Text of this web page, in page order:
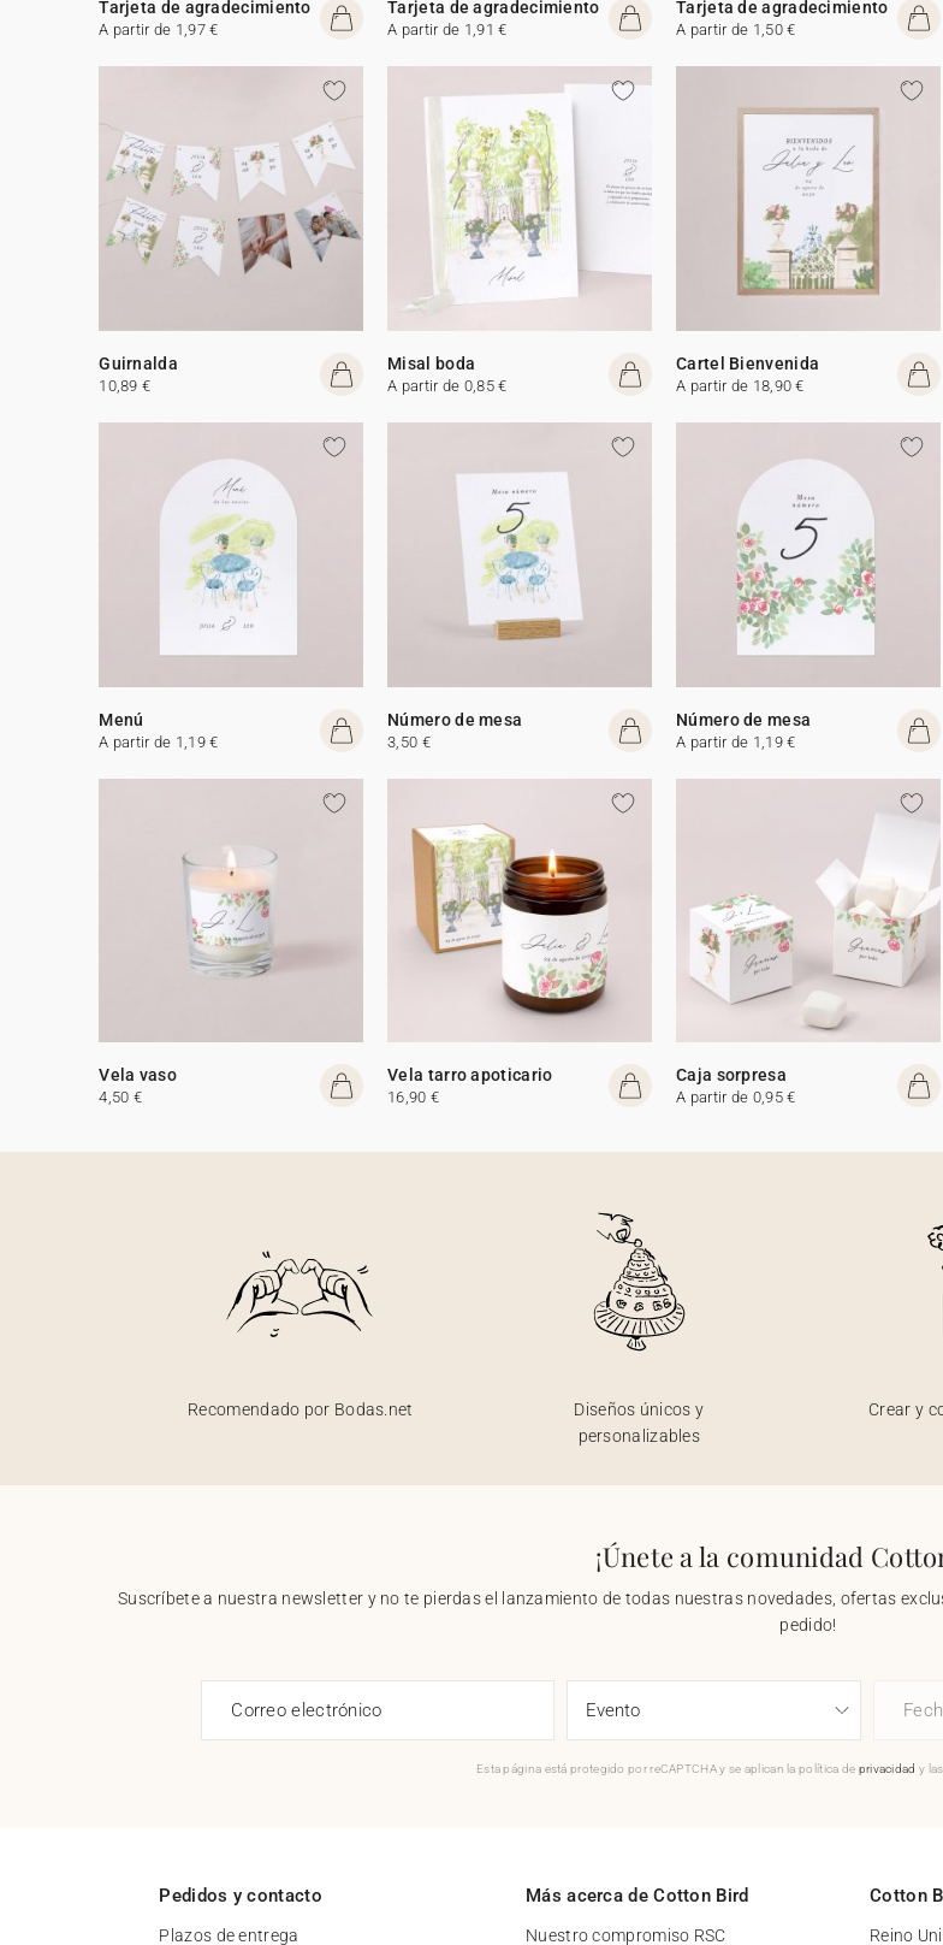
Tarjeta de agradecimiento
A partir de 1,97 €
Tarjeta de agradecimiento
A partir de 1,91 €
Tarjeta de agradecimiento
A partir de 1,50 €
Guirnalda
10,89 €
Misal boda
A partir de 0,85 €
Cartel Bienvenida
A partir de 18,90 €
Menú
A partir de 1,19 €
Número de mesa
3,50 €
Número de mesa
A partir de 1,19 €
Vela vaso
4,50 €
Vela tarro apoticario
16,90 €
Caja sorpresa
A partir de 0,95 €
Recomendado por Bodas.net
Diseños únicos y
personalizables
Crear y
¡Únete a la comunidad
Suscríbete a nuestra newsletter y no te pierdas el lanzamiento de todas nuestras novedades, ofertas
pedido!
Correo electrónico
Esta página está protegido por reCAPTCHA y se aplican la política de privacidad y las
Pedidos y contacto
Plazos de entrega
Más acerca de Cotton Bird
Nuestro compromiso RSC
Cotton
Reino